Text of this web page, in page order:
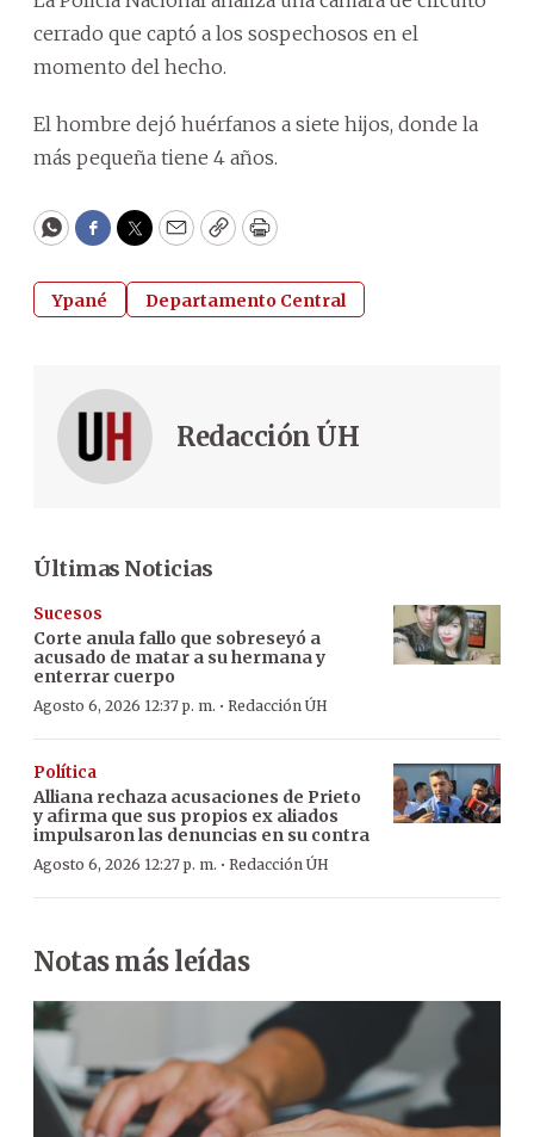
cerrado que captó a los sospechosos en el
momento del hecho.
El hombre dejó huérfanos a siete hijos, donde la
más pequeña tiene 4 años.
WhatsApp
Facebook
Twitter
EmailCopyPrint
Ypané Departamento Central
Redacción ÚH
Últimas Noticias
Sucesos
Corte anula fallo que sobreseyó a
acusado de matar a su hermana y
enterrar cuerpo
Agosto 6, 2026 12:37 p. m. · Redacción ÚH
Política
Alliana rechaza acusaciones de Prieto
y afirma que sus propios ex aliados
impulsaron las denuncias en su contra
Agosto 6, 2026 12:27 p. m. · Redacción ÚH
Notas más leídas